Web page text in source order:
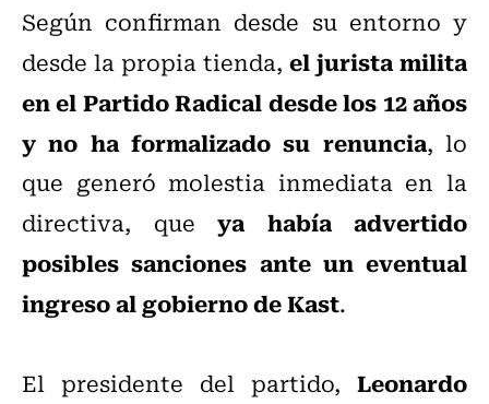
Según confirman desde su entorno y
desde la propia tienda, el jurista milita
en el Partido Radical desde los 12 años
y no ha formalizado su renuncia, lo
que generó molestia inmediata en la
directiva, que ya había advertido
posibles sanciones ante un eventual
ingreso al gobierno de Kast.
El presidente del partido, Leonardo